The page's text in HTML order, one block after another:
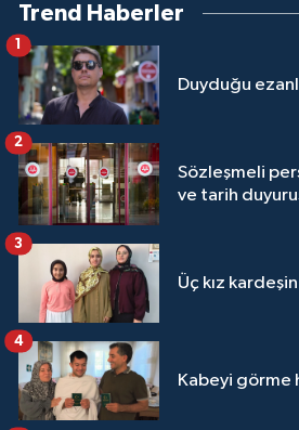
Trend Haberler
Duyduğu
1
Sözleşmeli
ve tarih
2
Üç kız
3
Kabeyi görme
4